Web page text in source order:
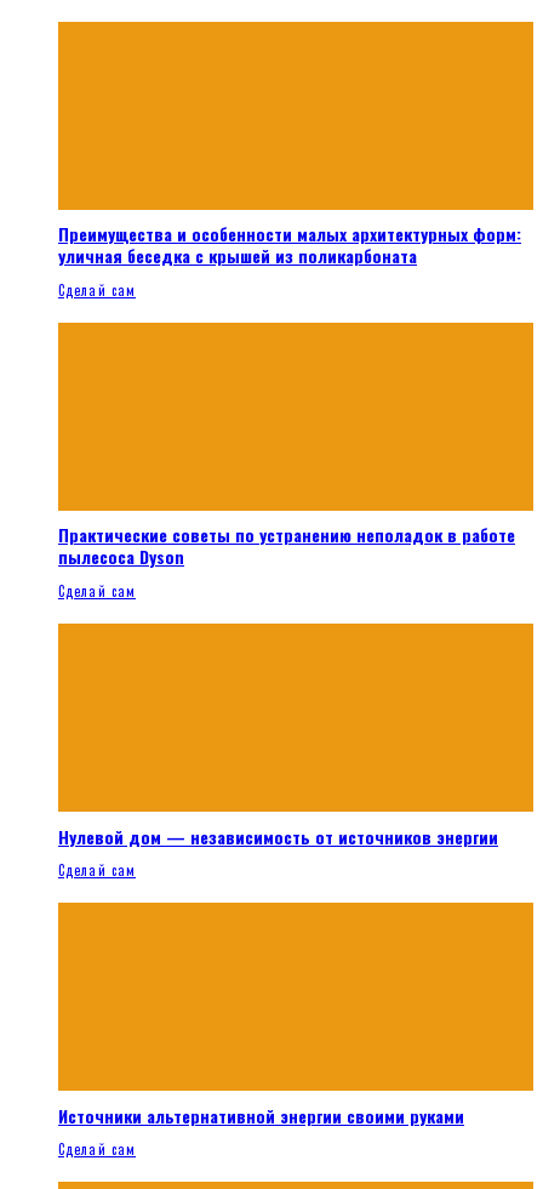
Преимущества и особенности малых архитектурных форм:
уличная беседка с крышей из поликарбоната
Сделай сам
Практические советы по устранению неполадок в работе
пылесоса Dyson
Сделай сам
Нулевой дом — независимость от источников энергии
Сделай сам
Источники альтернативной энергии своими руками
Сделай сам